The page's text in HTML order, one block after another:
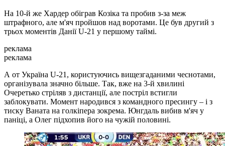
На 10-й же Хардер обіграв Козіка та пробив з-за меж
штрафного, але м'яч пройшов над воротами. Це був другий з
трьох моментів Данії U-21 у першому таймі.
реклама
реклама
А от Україна U-21, користуючись вищезгаданими чеснотами,
організувала значно більше. Так, вже на 3-й хвилині
Очеретько стріляв з дистанції, але постріл встигли
заблокувати. Момент народився з командного пресингу – і з
тиску Ваната на голкіпера зокрема. Юнгдаль вибив м'яч у
паніці, а Олег підхопив його на чужій половині.